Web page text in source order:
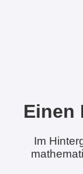
Einen
Im